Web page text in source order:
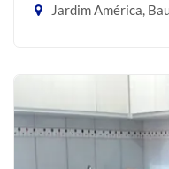
Jardim América,